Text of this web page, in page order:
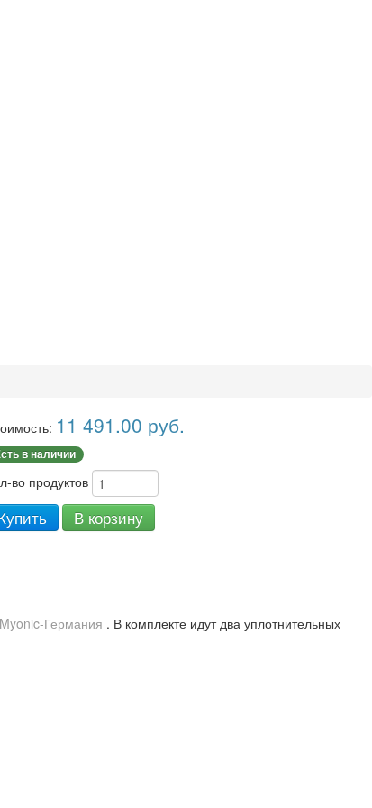
11 491.00 руб.
в наличии
во продуктов
В корзину
Myonic-Германия . В комплекте идут два уплотнительных